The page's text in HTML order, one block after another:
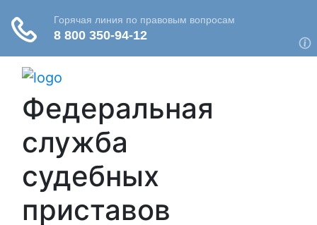
Федеральная
служба
судебных
приставов